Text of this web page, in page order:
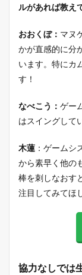
ルがあれば教え
おおくぼ： マヌ
かが直感的に分
います。特にカ
す！
なべこう： ゲー
はスイングして
木蓮 ：ゲームシ
から素早く他の
棒を刺しなおす
注目してみてほ
協力なしでは